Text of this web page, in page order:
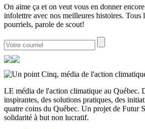
On aime ça et on veut vous en donner
infolettre avec nos meilleures histoires. Tous
pourriels, parole de scout!
LE média de l'action climatique au Québec.
inspirantes, des solutions pratiques, des
quatre coins du Québec. Un projet de Futur
solidarité à but non lucratif.